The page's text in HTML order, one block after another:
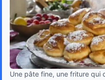
Une pâte fine, une friture qui